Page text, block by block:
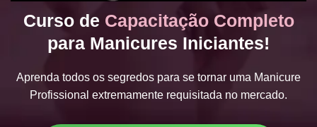
Curso de Capacitação Completo
para Manicures Iniciantes!
Aprenda todos os segredos para se tornar uma Manicure
Profissional extremamente requisitada no mercado.